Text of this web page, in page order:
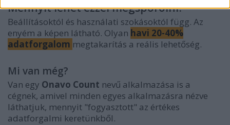
Mennyit lehet ezzel megspórolni?
Beállításoktól és használati szokásoktól függ. Az
enyém a képen látható. Olyan havi 20-40%
adatforgalom megtakarítás a reális lehetőség.
Mi van még?
Van egy Onavo Count nevű alkalmazása is a
cégnek, amivel minden egyes alkalmazásra nézve
láthatjuk, mennyit "fogyasztott" az értékes
adatforgalmi keretünkből.